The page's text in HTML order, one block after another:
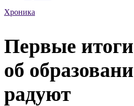
Хроника
Первые
об
радуют